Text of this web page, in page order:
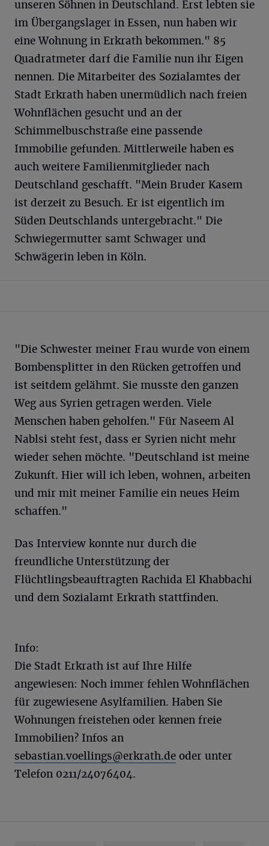
unseren Söhnen in Deutschland. Erst lebten sie
im Übergangslager in Essen, nun haben wir
eine Wohnung in Erkrath bekommen." 85
Quadratmeter darf die Familie nun ihr Eigen
nennen. Die Mitarbeiter des Sozialamtes der
Stadt Erkrath haben unermüdlich nach freien
Wohnflächen gesucht und an der
Schimmelbuschstraße eine passende
Immobilie gefunden. Mittlerweile haben es
auch weitere Familienmitglieder nach
Deutschland geschafft. "Mein Bruder Kasem
ist derzeit zu Besuch. Er ist eigentlich im
Süden Deutschlands untergebracht." Die
Schwiegermutter samt Schwager und
Schwägerin leben in Köln.
"Die Schwester meiner Frau wurde von einem
Bombensplitter in den Rücken getroffen und
ist seitdem gelähmt. Sie musste den ganzen
Weg aus Syrien getragen werden. Viele
Menschen haben geholfen." Für Naseem Al
Nablsi steht fest, dass er Syrien nicht mehr
wieder sehen möchte. "Deutschland ist meine
Zukunft. Hier will ich leben, wohnen, arbeiten
und mir mit meiner Familie ein neues Heim
schaffen."
Das Interview konnte nur durch die
freundliche Unterstützung der
Flüchtlingsbeauftragten Rachida El Khabbachi
und dem Sozialamt Erkrath stattfinden.
Info:
Die Stadt Erkrath ist auf Ihre Hilfe
angewiesen: Noch immer fehlen Wohnflächen
für zugewiesene Asylfamilien. Haben Sie
Wohnungen freistehen oder kennen freie
Immobilien? Infos an
sebastian.voellings@erkrath.de oder unter
Telefon 0211/24076404.